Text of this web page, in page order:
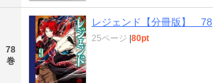
78
巻
レジェンド【分冊版】 78
25ページ 80pt